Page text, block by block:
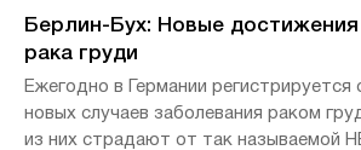
Берлин-Бух: Новые достижения
рака груди
Ежегодно в Германии регистрируется
новых случаев заболевания раком
из них страдают от так называемой